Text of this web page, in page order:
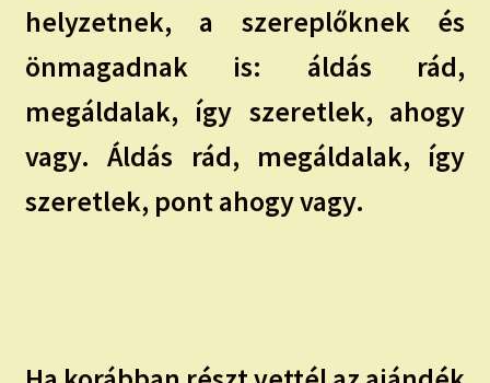
helyzetnek, a szereplőknek és
önmagadnak is: áldás rád,
megáldalak, így szeretlek, ahogy
vagy. Áldás rád, megáldalak, így
szeretlek, pont ahogy vagy.